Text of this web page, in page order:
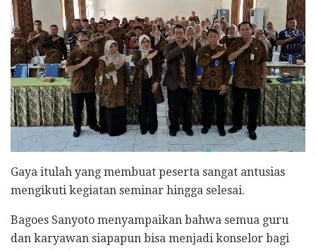
Gaya itulah yang membuat peserta sangat antusias
mengikuti kegiatan seminar hingga selesai.
Bagoes Sanyoto menyampaikan bahwa semua guru
dan karyawan siapapun bisa menjadi konselor bagi